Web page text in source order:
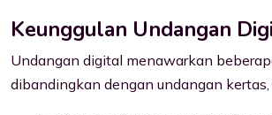
Keunggulan Undangan
Undangan digital menawarkan
dibandingkan dengan undangan